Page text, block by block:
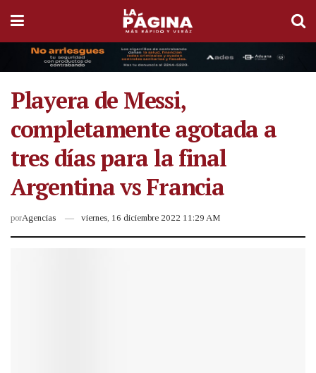
Playera de Messi,
completamente agotada a
tres días para la final
Argentina vs Francia
porAgencias viernes, 16 diciembre 2022 11:29 AM